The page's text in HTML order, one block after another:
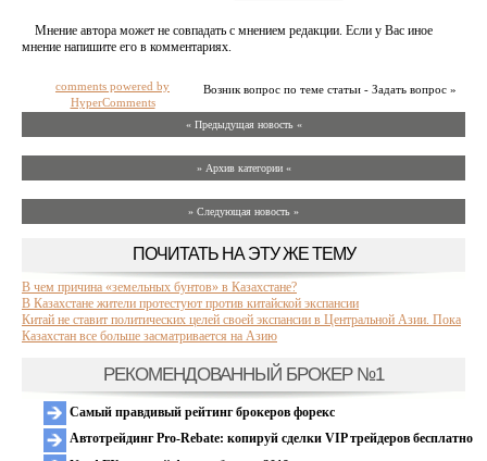
Мнение автора может не совпадать с мнением редакции. Если у Вас иное
мнение напишите его в комментариях.
Возник вопрос по теме статьи - Задать вопрос »
comments powered by
HyperComments
« Предыдущая новость «
» Архив категории «
» Следующая новость »
ПОЧИТАТЬ НА ЭТУ ЖЕ ТЕМУ
В чем причина «земельных бунтов» в Казахстане?
В Казахстане жители протестуют против китайской экспансии
Китай не ставит политических целей своей экспансии в Центральной Азии. Пока
Казахстан все больше засматривается на Азию
РЕКОМЕНДОВАННЫЙ БРОКЕР №1
Самый правдивый рейтинг брокеров форекс
Автотрейдинг Pro-Rebate: копируй сделки VIP трейдеров бесплатно